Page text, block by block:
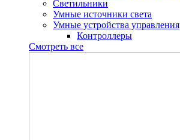
Светильники
Умные источники света
Умные устройства управления
Контроллеры
Смотреть все